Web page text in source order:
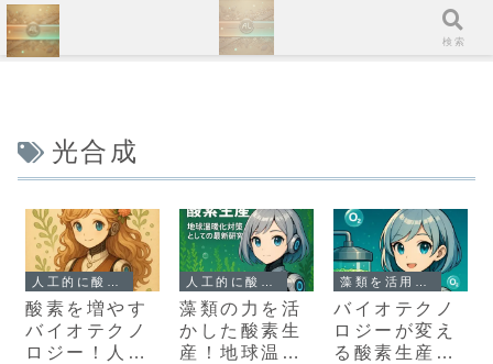
光合成
人工的に酸素をつくる方法は？
酸素を増やす
バイオテクノ
ロジー！人工
人工的に酸素をつくる方法は？
藻類の力を活
かした酸素生
産！地球温暖
藻類を活用した酸素生産技術
バイオテクノ
ロジーが変え
る酸素生産！
ホーム 検索